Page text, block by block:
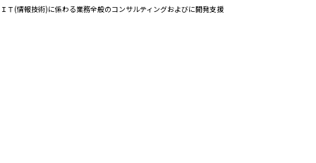
ＩＴ(情報技術)に係わる業務全般のコンサルティングおよびに開発支援